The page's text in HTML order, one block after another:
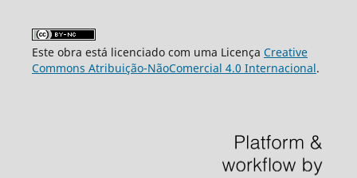
Este obra está licenciado com uma Licença Creative
Commons Atribuição-NãoComercial 4.0 Internacional.